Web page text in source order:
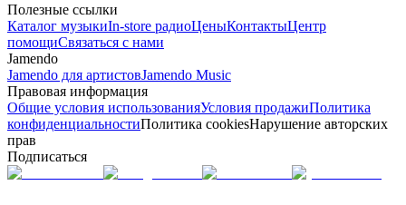
Полезные ссылки
Каталог музыкиIn-store радиоЦеныКонтактыЦентр
помощиСвязаться с нами
Jamendo
Jamendo для артистовJamendo Music
Правовая информация
Общие условия использованияУсловия продажиПолитика
конфиденциальностиПолитика cookiesНарушение авторских
прав
Подписаться